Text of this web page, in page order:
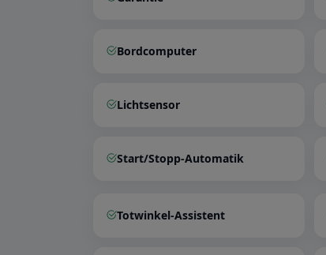
Bordcomputer
Lichtsensor
Start/Stopp-Automatik
Totwinkel-Assistent